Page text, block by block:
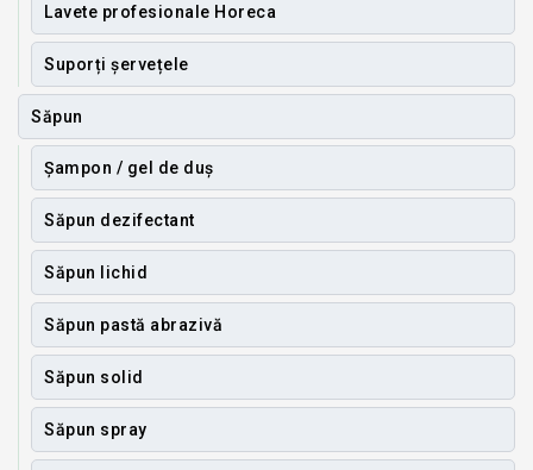
Lavete profesionale Horeca
Suporți șervețele
Săpun
Șampon / gel de duș
Săpun dezifectant
Săpun lichid
Săpun pastă abrazivă
Săpun solid
Săpun spray